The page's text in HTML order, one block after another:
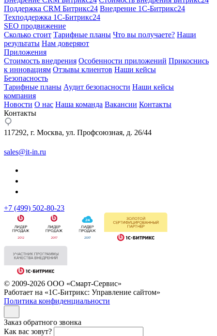
Поддержка CRM Битрикс24 Внедрение 1С-Битрикс24
Техподдержка 1С-Битрикс24
SEO продвижение
Сколько стоит Тарифные планы Что вы получаете? Наши
результаты Нам доверяют
Приложения
Стоимость внедрения Особенности приложений Прикоснись
к инновациям Отзывы клиентов Наши кейсы
Безопасность
Тарифные планы Аудит безопасности Наши кейсы
компания
Новости О нас Наша команда Вакансии Контакты
Контакты
117292, г. Москва, ул. Профсоюзная, д. 26/44
sales@it-in.ru
+7 (499) 502-80-23
© 2009-2026 ООО «Смарт-Сервис»
Работает на «1С-Битрикс: Управление сайтом»
Политика конфиденциальности
Заказ обратного звонка
Как вас зовут?